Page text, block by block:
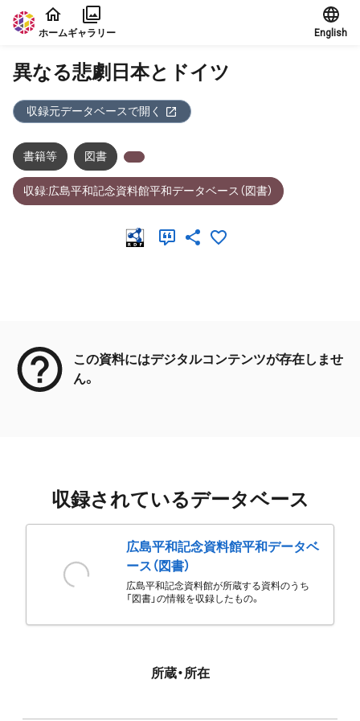
本文に飛ぶ
ホームギャラリー English
異なる悲劇日本とドイツ
収録元データベースで開く
書籍等 図書
収録:広島平和記念資料館平和データベース（図書）
この資料にはデジタルコンテンツが存在しませ
ん。
収録されているデータベース
広島平和記念資料館平和データベ
ース（図書）
広島平和記念資料館が所蔵する資料のうち
「図書」の情報を収録したもの。
所蔵・所在